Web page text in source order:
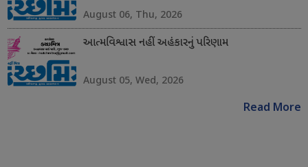
August 06, Thu, 2026
આત્મવિશ્વાસ નહીં અહંકારનું પરિણામ
August 05, Wed, 2026
Read More